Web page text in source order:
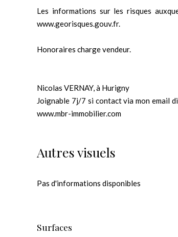
Les informations sur les risques
www.georisques.gouv.fr.
Honoraires charge vendeur.
Nicolas VERNAY, à Hurigny
Joignable 7j/7 si contact via mon email
www.mbr-immobilier.com
Autres visuels
Pas d'informations disponibles
Surfaces